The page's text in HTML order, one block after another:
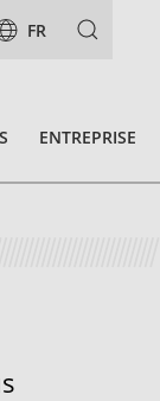
FR
ENTREPRISE